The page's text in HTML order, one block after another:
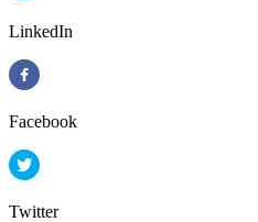
LinkedIn
Facebook
Twitter